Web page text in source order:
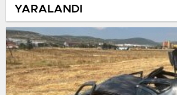
YARALANDI